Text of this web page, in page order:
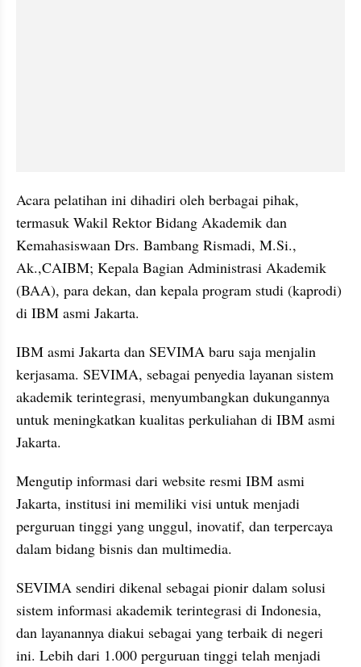
Acara pelatihan ini dihadiri oleh berbagai pihak,
termasuk Wakil Rektor Bidang Akademik dan
Kemahasiswaan Drs. Bambang Rismadi, M.Si.,
Ak.,CAIBM; Kepala Bagian Administrasi Akademik
(BAA), para dekan, dan kepala program studi (kaprodi)
di IBM asmi Jakarta.
IBM asmi Jakarta dan SEVIMA baru saja menjalin
kerjasama. SEVIMA, sebagai penyedia layanan sistem
akademik terintegrasi, menyumbangkan dukungannya
untuk meningkatkan kualitas perkuliahan di IBM asmi
Jakarta.
Mengutip informasi dari website resmi IBM asmi
Jakarta, institusi ini memiliki visi untuk menjadi
perguruan tinggi yang unggul, inovatif, dan terpercaya
dalam bidang bisnis dan multimedia.
SEVIMA sendiri dikenal sebagai pionir dalam solusi
sistem informasi akademik terintegrasi di Indonesia,
dan layanannya diakui sebagai yang terbaik di negeri
ini. Lebih dari 1.000 perguruan tinggi telah menjadi